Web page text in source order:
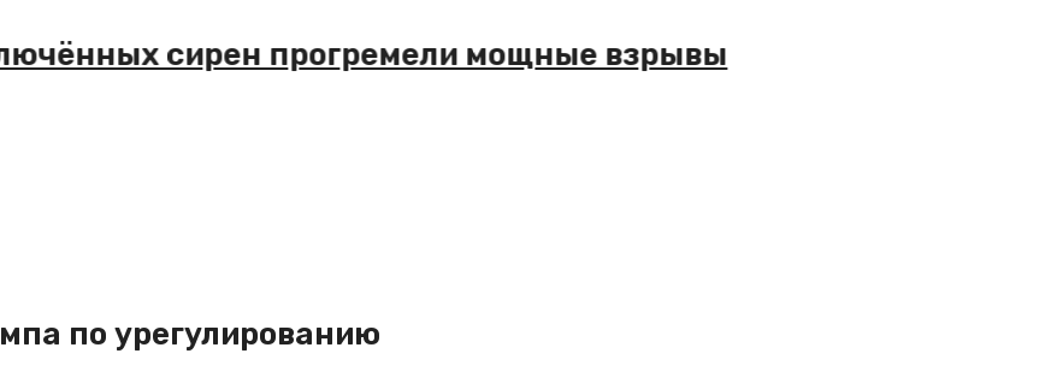
сирен прогремели мощные взрывы
по урегулированию